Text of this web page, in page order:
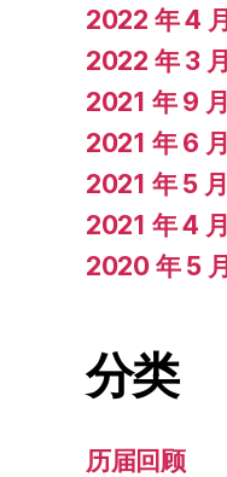
2022 年 4 月
2022 年 3 月
2021 年 9 月
2021 年 6 月
2021 年 5 月
2021 年 4 月
2020 年 5 月
分类
历届回顾